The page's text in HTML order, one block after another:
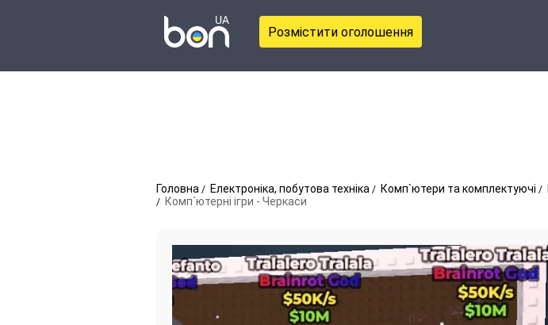
Розмістити оголошення
Головна Електроніка, побутова техніка Комп`ютери та комплектуючі
Комп`ютерні ігри - Черкаси